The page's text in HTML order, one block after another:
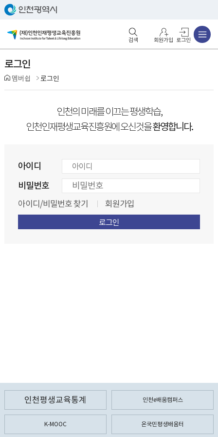
회원가입 로그인
로그인
멤버쉽 로그인
인천의 미래를 이끄는 평생학습,
인천인재평생교육진흥원에 오신것을환영합니다.
아이디
비밀번호
아이디/비밀번호 찾기 회원가입
인천평생교육통계 인천e배움캠퍼스
K-MOOC 온국민평생배움터